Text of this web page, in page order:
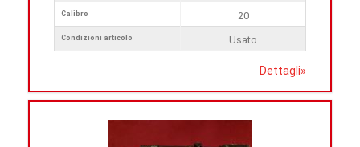
Calibro
Condizioni articolo
20
Usato
Dettagli»